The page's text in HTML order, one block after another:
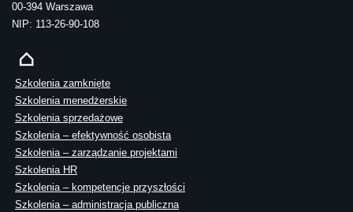
00-394 Warszawa
NIP: 113-26-90-108
Szkolenia zamknięte
Szkolenia menedżerskie
Szkolenia sprzedażowe
Szkolenia – efektywność osobista
Szkolenia – zarządzanie projektami
Szkolenia HR
Szkolenia – kompetencje przyszłości
Szkolenia – administracja publiczna